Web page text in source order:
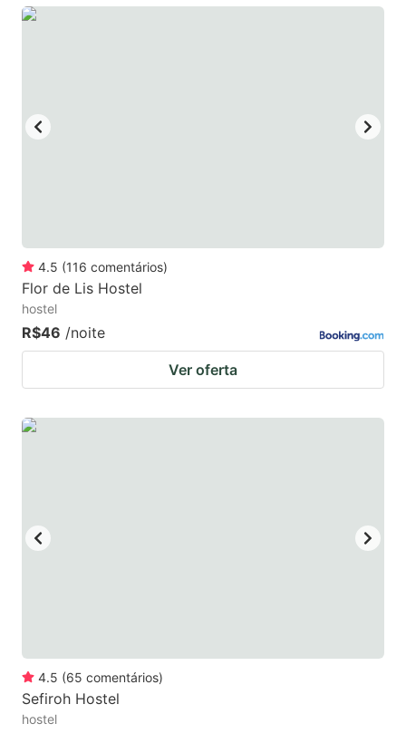
4.5 (116 comentários)
Flor de Lis Hostel
hostel
R$46 /noite
Ver oferta
4.5 (65 comentários)
Sefiroh Hostel
hostel